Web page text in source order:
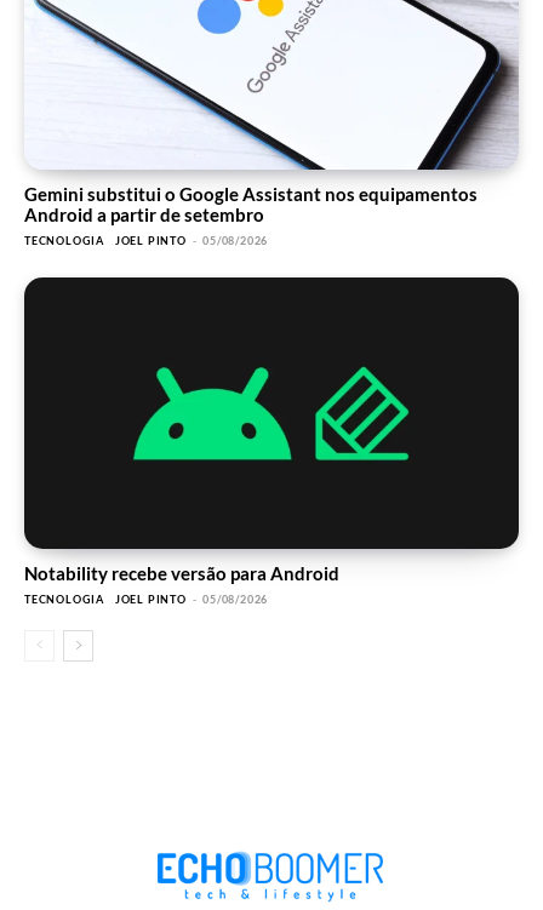
Gemini substitui o Google Assistant nos equipamentos
Android a partir de setembro
TECNOLOGIA JOEL PINTO - 05/08/2026
Notability recebe versão para Android
TECNOLOGIA JOEL PINTO - 05/08/2026